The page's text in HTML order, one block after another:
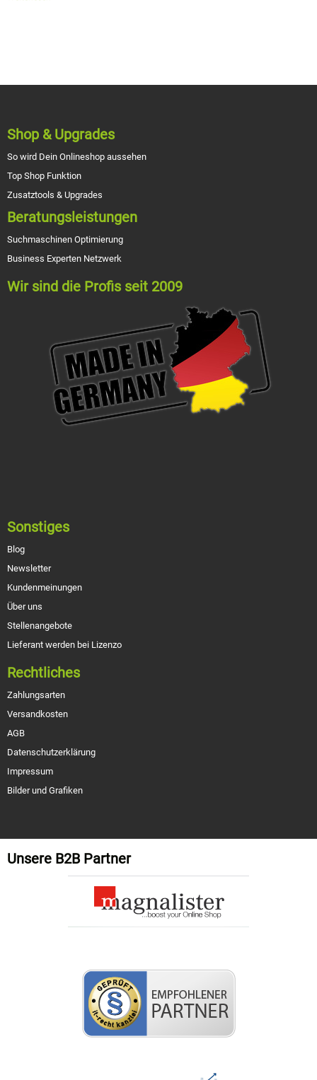
Shop & Upgrades
So wird Dein Onlineshop aussehen
Top Shop Funktion
Zusatztools & Upgrades
Beratungsleistungen
Suchmaschinen Optimierung
Business Experten Netzwerk
Wir sind die Profis seit 2009
Sonstiges
Blog
Newsletter
Kundenmeinungen
Über uns
Stellenangebote
Lieferant werden bei Lizenzo
Rechtliches
Zahlungsarten
Versandkosten
AGB
Datenschutzerklärung
Impressum
Bilder und Grafiken
Unsere B2B Partner